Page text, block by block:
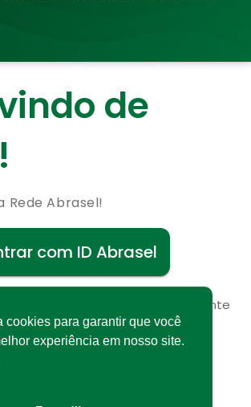
cookies para garantir que você
experiência em nosso site.
de
Rede Abrasel!
com ID Abrasel
Cadastre-se gratuitamente